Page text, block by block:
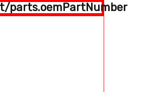
parts.oemPartNumber